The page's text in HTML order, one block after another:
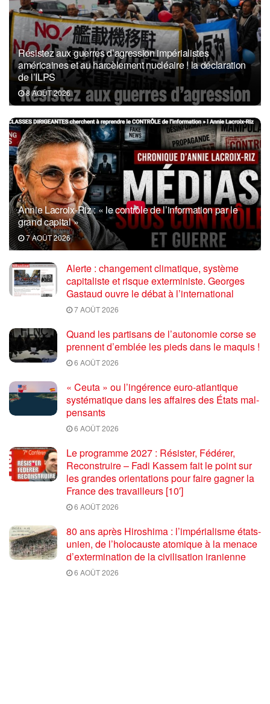
Résistez aux guerres d’agression impérialistes
américaines et au harcèlement nucléaire ! la déclaration
de l’ILPS
8 AOÛT 2026
Annie Lacroix-Riz : « le contrôle de l’information par le
grand capital »
7 AOÛT 2026
Alerte : changement climatique, système
capitaliste et risque exterministe. Georges
Gastaud ouvre le débat à l’international
7 AOÛT 2026
Quand les partisans de l’autonomie corse se
prennent d’emblée les pieds dans le maquis !
6 AOÛT 2026
« Ceuta » ou l’ingérence euro-atlantique
systématique dans les affaires des États mal-
pensants
6 AOÛT 2026
Le programme 2027 : Résister, Fédérer,
Reconstruire – Fadi Kassem fait le point sur
les grandes orientations pour faire gagner la
France des travailleurs [10′]
6 AOÛT 2026
80 ans après Hiroshima : l’impérialisme états-
unien, de l’holocauste atomique à la menace
d’extermination de la civilisation iranienne
6 AOÛT 2026